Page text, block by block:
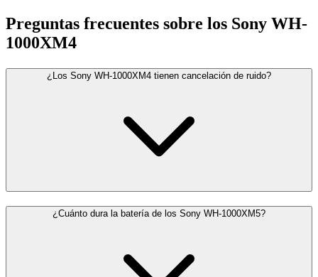
Preguntas frecuentes sobre los Sony WH-
1000XM4
¿Los Sony WH-1000XM4 tienen cancelación de ruido?
¿Cuánto dura la batería de los Sony WH-1000XM5?